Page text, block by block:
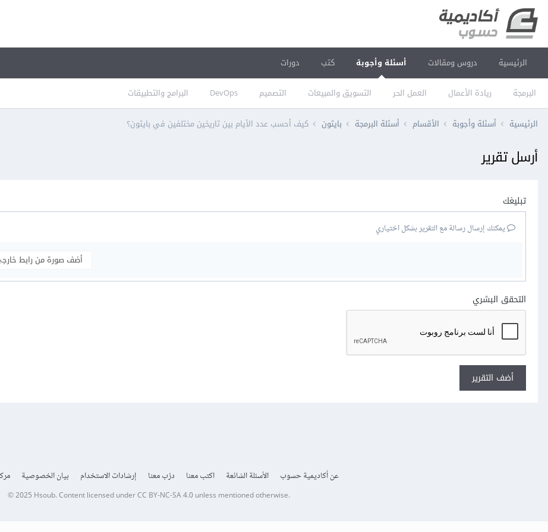
الرئيسية دروس ومقالات أسئلة وأجوبة
البرمجة ريادة الأعمال العمل الحر التسويق والمبيعات التصميم DevOps البرامج والتطبيقات
كتب دورات
الرئيسية أسئلة وأجوبة الأقسام أسئلة البرمجة بايثون كيف أحسب عدد الأيام بين تاريخين مختلفين في بايثون؟
أرسل تقرير
تبليغك
يمكنك إرسال رسالة مع التقرير بشكل اختياري
أضف صورة من رابط
التحقق البشري
أضف التقرير
عن أكاديمية حسوب الأسئلة الشائعة اكتب معنا درّب معنا إرشادات الاستخدام بيان الخصوصية
© 2025 Hsoub.Content licensed underCC BY-NC-SA 4.0unless mentioned otherwise.